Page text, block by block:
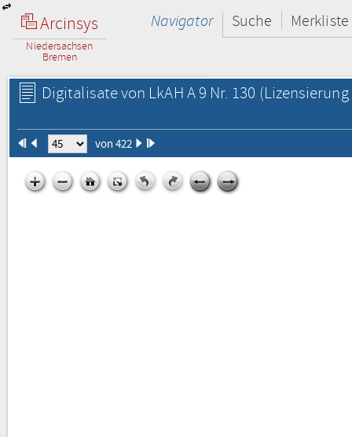
Arcinsys
Niedersachsen
Bremen
Navigator Suche Merkliste
Digitalisate von LkAH A 9 Nr. 130
von 422